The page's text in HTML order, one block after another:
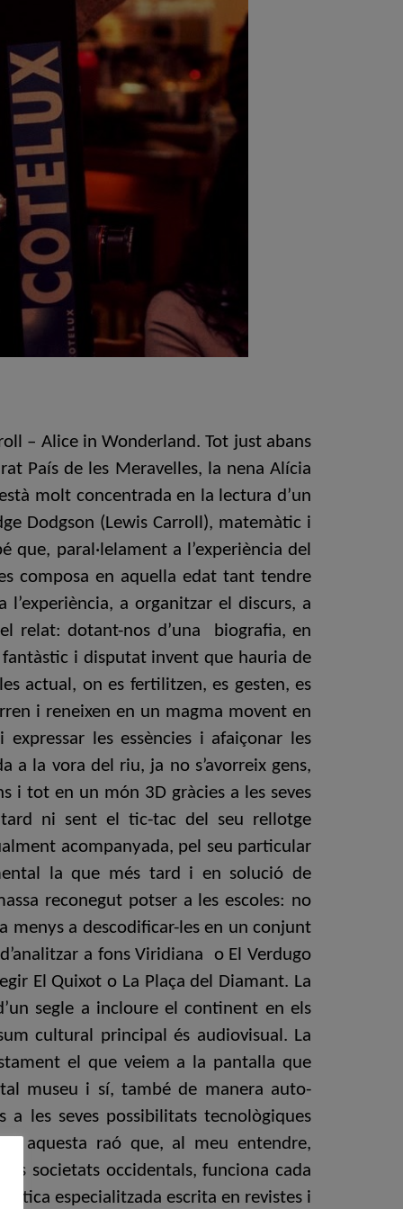
– Alice in Wonderland. Tot just abans
País de les Meravelles, la nena Alícia
molt concentrada en la lectura d’un
Dodgson (Lewis Carroll), matemàtic i
paral·lelament a l’experiència del
composa en aquella edat tant tendre
a organitzar el discurs, a
relat: dotant-nos d’una biografia, en
fantàstic i disputat invent que hauria de
actual, on es fertilitzen, es gesten, es
i reneixen en un magma movent en
les essències i afaiçonar les
a la vora del riu, ja no s’avorreix gens,
i tot en un món 3D gràcies a les seves
ni sent el tic-tac del seu rellotge
acompanyada, pel seu particular
la que més tard i en solució de
reconegut potser a les escoles: no
menys a descodificar-les en un conjunt
a fons Viridiana o El Verdugo
El Quixot o La Plaça del Diamant. La
segle a incloure el continent en els
cultural principal és audiovisual. La
el que veiem a la pantalla que
museu i sí, també de manera auto-
a les seves possibilitats tecnològiques
aquesta raó que, al meu entendre,
societats occidentals, funciona cada
especialitzada escrita en revistes i